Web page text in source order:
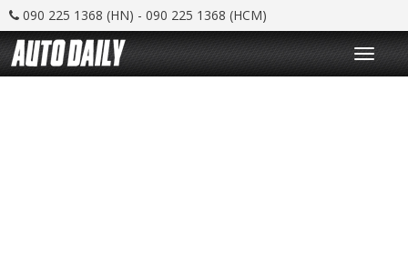
090 225 1368 (HN) - 090 225 1368 (HCM)
T
o
g